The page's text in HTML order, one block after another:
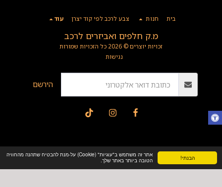
הבנתי!
אתר זה משתמש ב"עוגיות" (Cookie) על-מנת להבטיח שתהנה מהחוויה
הטובה ביותר באתר שלך.
מ.ק חלפים ואביזרים לרכב
זכויות יוצרים © 2026 כל הזכויות שמורות
נגישות
בית חנות צבע לרכב לפי קוד יצרן עוד
הירשם